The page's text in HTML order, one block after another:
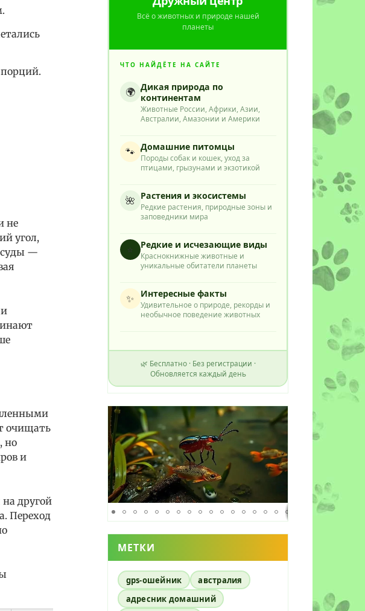
не
угол,
—
очищать
но
и
другой
Переход
Всё о животных и природе нашей
планеты
ЧТО НАЙДЁТЕ НА САЙТЕ
🌍 Дикая природа по
континентам
Животные России, Африки, Азии,
Австралии, Амазонии и Америки
🐾 Домашние питомцы
Породы собак и кошек, уход за
птицами, грызунами и экзотикой
🌺 Растения и экосистемы
Редкие растения, природные зоны и
заповедники мира
⭐ Редкие и исчезающие виды
Краснокнижные животные и
уникальные обитатели планеты
✨ Интересные факты
Удивительное о природе, рекорды и
необычное поведение животных
🌿 Бесплатно · Без регистрации ·
Обновляется каждый день
МЕТКИ
gps-ошейник
австралия
адресник домашний